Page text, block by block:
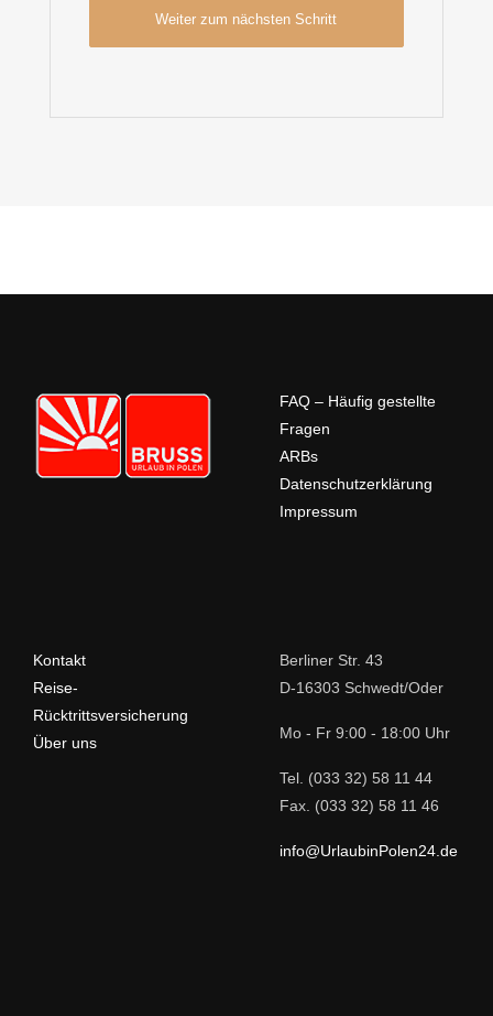
FAQ – Häufig gestellte
Fragen
ARBs
Datenschutzerklärung
Impressum
Kontakt
Reise-
Rücktrittsversicherung
Über uns
Berliner Str. 43
D-16303 Schwedt/Oder
Mo - Fr 9:00 - 18:00 Uhr
Tel. (033 32) 58 11 44
Fax. (033 32) 58 11 46
info@UrlaubinPolen24.de